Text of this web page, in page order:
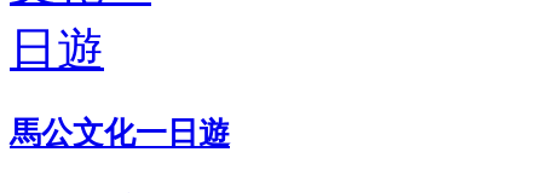
馬公文化一日遊